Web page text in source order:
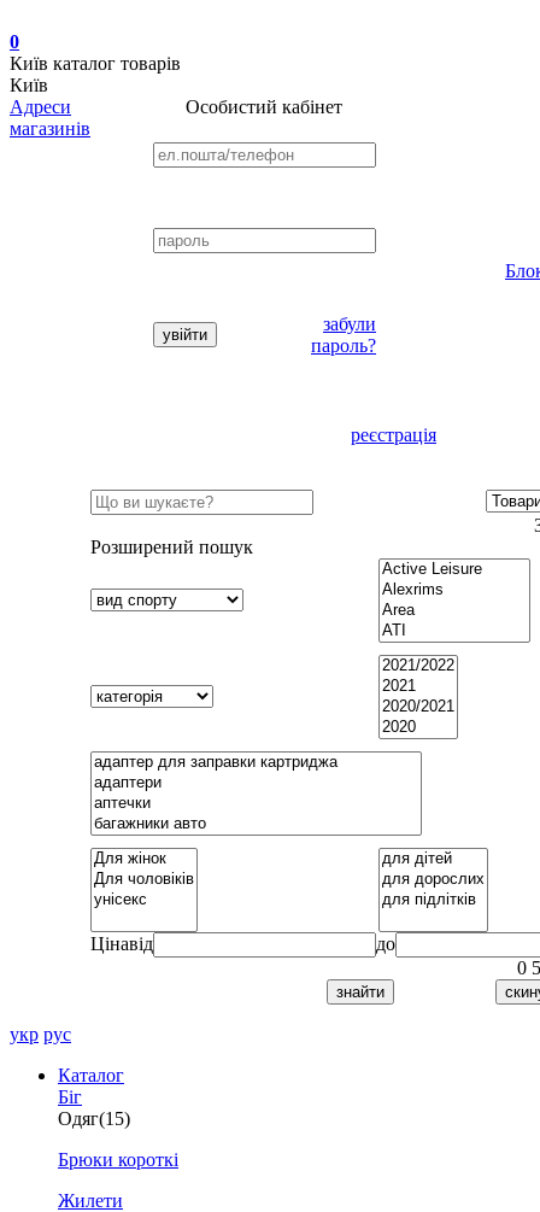
0
Київ каталог товарів
Київ
Адреси
магазинів
Особистий кабінет
забули
пароль?
реєстрація
Розширений пошук
Цінавід
до
0
укр рус
Каталог
Біг
Одяг(15)
Брюки короткі
Жилети